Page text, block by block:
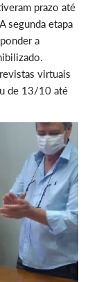
prazo até
segunda etapa
a
virtuais
de 13/10 até